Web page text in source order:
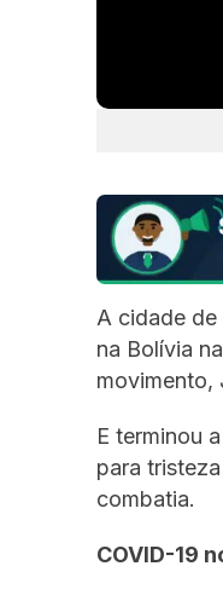
A cidade
na Bolívia
movimento,
E terminou
para
combatia.
COVID-19